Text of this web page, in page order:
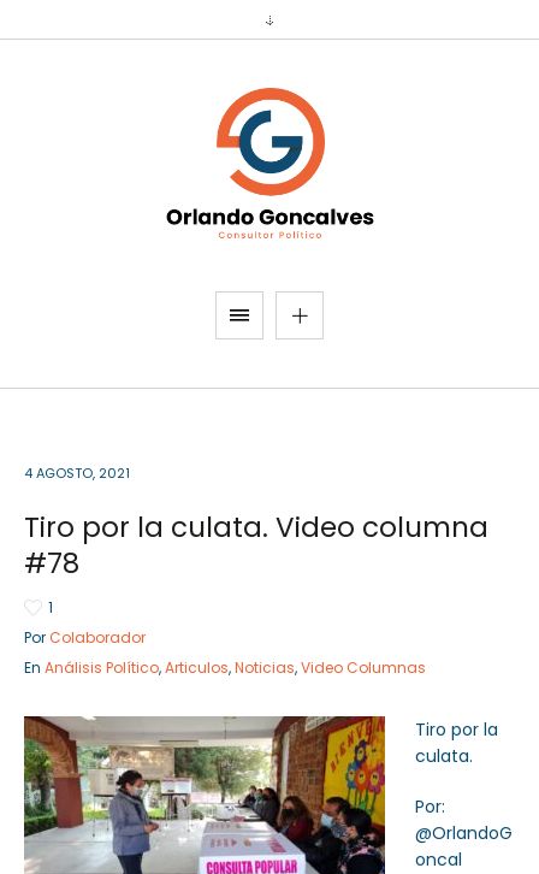
Sector Público Empresa Privada
4 AGOSTO, 2021
Tiro por la culata. Video columna
#78
1
Por Colaborador
En Análisis Político,Articulos,Noticias,Video Columnas
Tiro por la
culata.
Por:
@OrlandoG
oncal